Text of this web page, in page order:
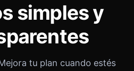
simples y
tu plan cuando estés